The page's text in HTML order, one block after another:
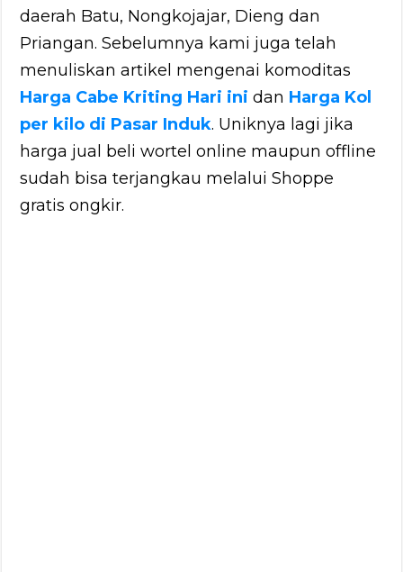
daerah Batu, Nongkojajar, Dieng dan
Priangan. Sebelumnya kami juga telah
menuliskan artikel mengenai komoditas
Harga Cabe Kriting Hari ini dan Harga Kol
per kilo di Pasar Induk. Uniknya lagi jika
harga jual beli wortel online maupun offline
sudah bisa terjangkau melalui Shoppe
gratis ongkir.